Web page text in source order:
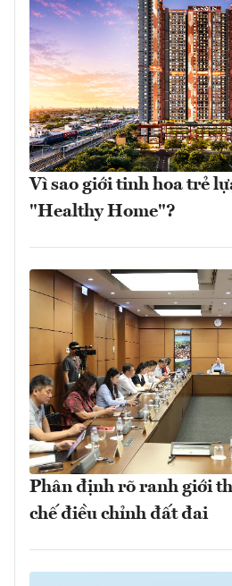
Vì sao giới tinh hoa trẻ
"Healthy Home"?
Phân định rõ ranh giới
chế điều chỉnh đất đai